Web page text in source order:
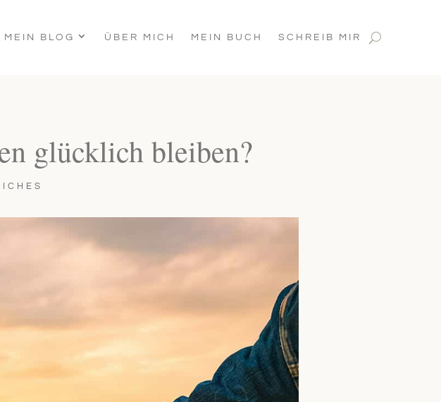
MEIN BLOG ÜBER MICH MEIN BUCH SCHREIB MIR
glücklich bleiben?